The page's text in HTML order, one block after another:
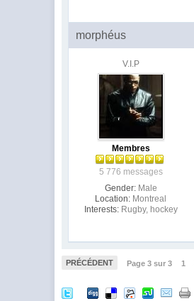
morphéus
V.I.P
Membres
5 776 messages
Gender: Male
Location: Montreal
Interests: Rugby, hockey
PRÉCÉDENT Page 3 sur 3 1